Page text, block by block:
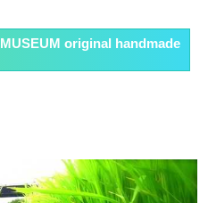
original handmade